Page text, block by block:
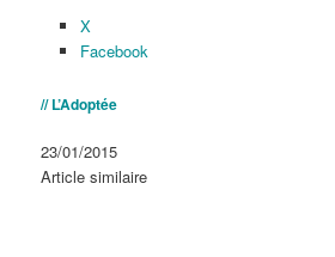
X
Facebook
// L’Adoptée
Date
23/01/2015
Par rapport à
Article similaire